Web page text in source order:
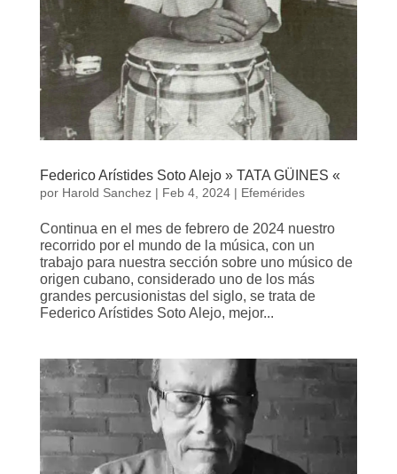
Federico Arístides Soto Alejo » TATA GÜINES «
por Harold Sanchez| Feb 4, 2024| Efemérides
Continua en el mes de febrero de 2024 nuestro
recorrido por el mundo de la música, con un
trabajo para nuestra sección sobre uno músico de
origen cubano, considerado uno de los más
grandes percusionistas del siglo, se trata de
Federico Arístides Soto Alejo, mejor...